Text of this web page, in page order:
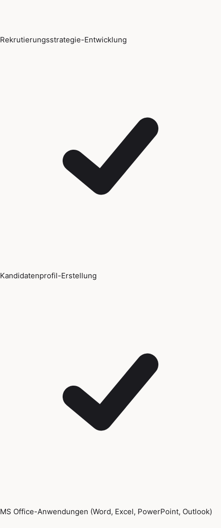
Rekrutierungsstrategie-Entwicklung
Kandidatenprofil-Erstellung
MS Office-Anwendungen (Word, Excel, PowerPoint, Outlook)